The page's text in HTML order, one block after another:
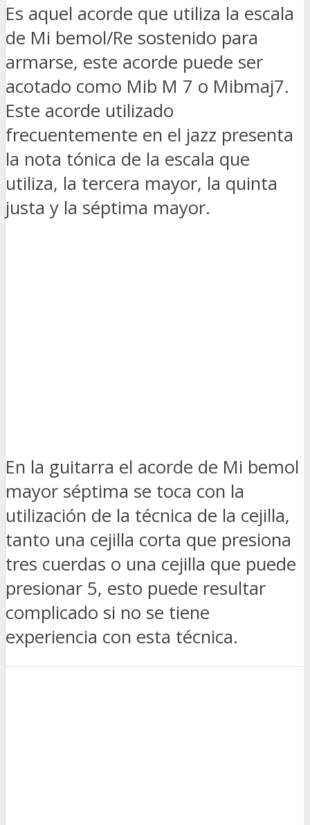
Es aquel acorde que utiliza la escala
de Mi bemol/Re sostenido para
armarse, este acorde puede ser
acotado como Mib M 7 o Mibmaj7.
Este acorde utilizado
frecuentemente en el jazz presenta
la nota tónica de la escala que
utiliza, la tercera mayor, la quinta
justa y la séptima mayor.
En la guitarra el acorde de Mi bemol
mayor séptima se toca con la
utilización de la técnica de la cejilla,
tanto una cejilla corta que presiona
tres cuerdas o una cejilla que puede
presionar 5, esto puede resultar
complicado si no se tiene
experiencia con esta técnica.